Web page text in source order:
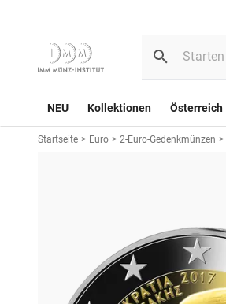
NEU Kollektionen Österreich
Startseite > Euro > 2-Euro-Gedenkmünzen >